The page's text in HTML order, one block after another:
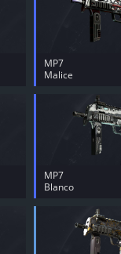
MP7
Malice
MP7
Blanco